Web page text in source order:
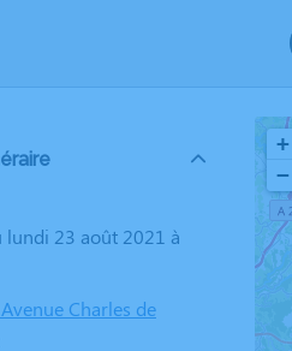
Charles de
+
−